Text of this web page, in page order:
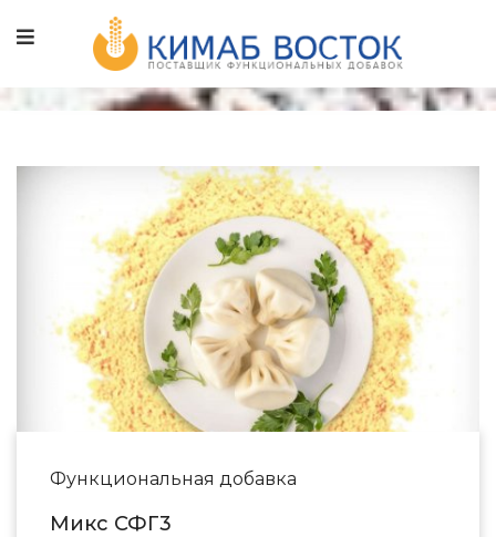
Функциональная добавка
Микс СФГ3